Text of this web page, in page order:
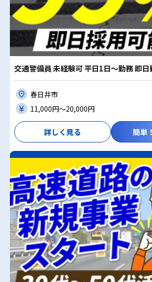
交通警備員 未経験可 平日1日～勤務 即
春日井市
11,000円〜20,000円
詳しく見る 簡単